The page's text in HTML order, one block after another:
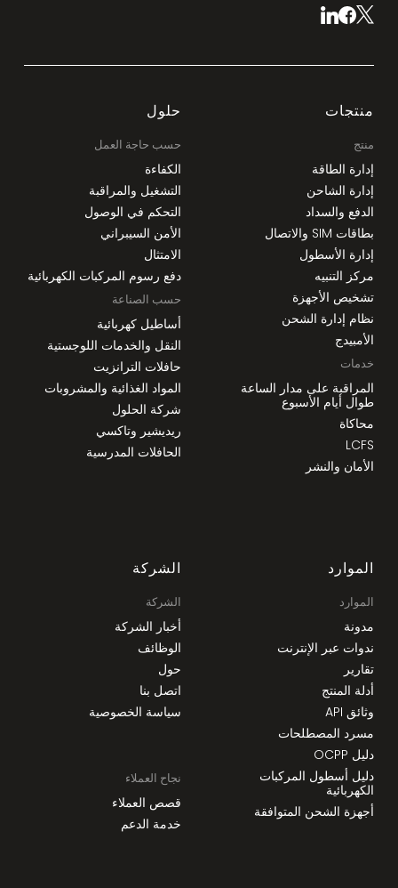
منتجات
منتج
إدارة الطاقة
إدارة الشاحن
الدفع والسداد
بطاقات SIM والاتصال
إدارة الأسطول
مركز التنبيه
تشخيص الأجهزة
نظام إدارة الشحن
الأمبيدج
خدمات
المراقبة على مدار الساعة
طوال أيام الأسبوع
محاكاة
LCFS
الأمان والنشر
حلول
حسب حاجة العمل
الكفاءة
التشغيل والمراقبة
التحكم في الوصول
الأمن السيبراني
الامتثال
دفع رسوم المركبات الكهربائية
حسب الصناعة
أساطيل كهربائية
النقل والخدمات اللوجستية
حافلات الترانزيت
المواد الغذائية والمشروبات
شركة الحلول
ريديشير وتاكسي
الحافلات المدرسية
الموارد
الموارد
مدونة
ندوات عبر الإنترنت
تقارير
أدلة المنتج
وثائق API
مسرد المصطلحات
دليل OCPP
دليل أسطول المركبات
الكهربائية
أجهزة الشحن المتوافقة
الشركة
الشركة
أخبار الشركة
الوظائف
حول
اتصل بنا
سياسة الخصوصية
نجاح العملاء
قصص العملاء
خدمة الدعم